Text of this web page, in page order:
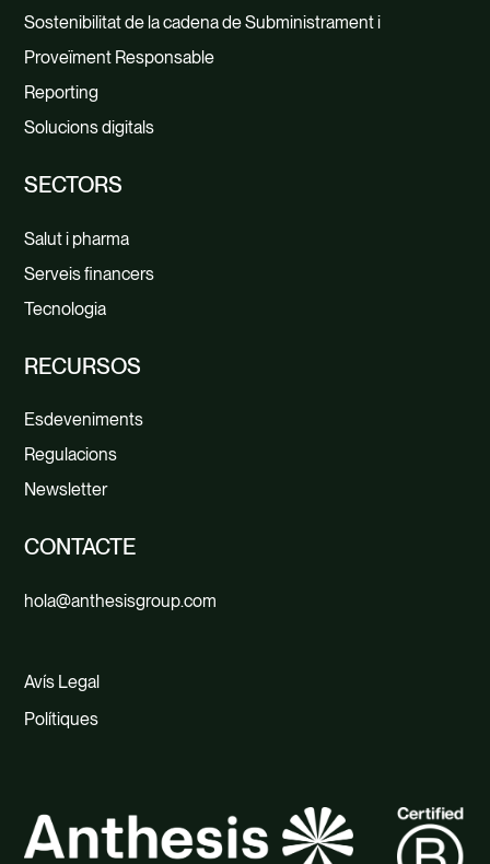
Sostenibilitat de la cadena de Subministrament i
Proveïment Responsable
Reporting
Solucions digitals
SECTORS
Salut i pharma
Serveis financers
Tecnologia
RECURSOS
Esdeveniments
Regulacions
Newsletter
CONTACTE
hola@anthesisgroup.com
Avís Legal
Polítiques